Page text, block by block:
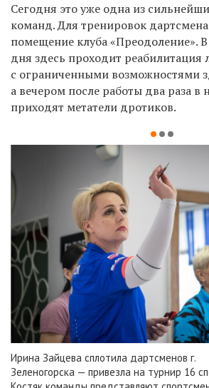
Сегодня это уже одна из
команд. Для тренировок
помещение клуба «Преодоление».
дня здесь проходит реабилитация
с ограниченными возможностями
а вечером после работы два раза
приходят метатели дротиков.
Ирина Зайцева сплотила дартсменов г.
Зеленогорска — привезла на турнир 16